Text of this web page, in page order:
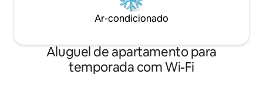
Ar-condicionado
Aluguel de apartamento para
temporada com Wi-Fi